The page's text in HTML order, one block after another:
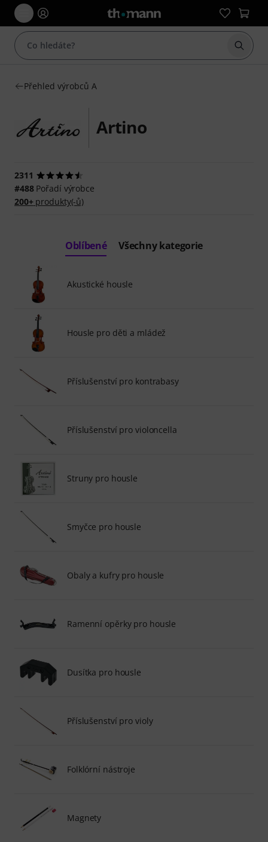
Začít
Přehled výrobců A
Artino
2311
#488Pořadí výrobce
200+produkty(-ů)
Oblíbené Všechny kategorie
Akustické housle
Housle pro děti a mládež
Příslušenství pro kontrabasy
Příslušenství pro violoncella
Struny pro housle
Smyčce pro housle
Obaly a kufry pro housle
Ramenní opěrky pro housle
Dusítka pro housle
Příslušenství pro violy
Folklórní nástroje
Magnety